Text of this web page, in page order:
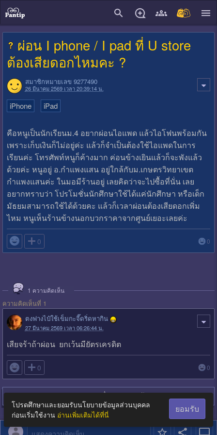
ผ่อน I phone / I pad ที่ U store
ต้องเสียดอกไหมคะ ?
สมาชิกหมายเลข 9277490
26 มีนาคม 2569 เวลา 20:39:14 น.
iPhone iPad
คือหนูเป็นนักเรียนม.4 อยากผ่อนไอแพด แล้วไอโฟนพร้อมกัน
เพราะเก็บเงินก็ไม่อยู่ค่ะ แล้วก็จำเป็นต้องใช้ไอแพดในการ
เรียนค่ะ โทรศัพท์หนูก็ค้างมาก ค่อนข้างเยินแล้วก็จะพังแล้ว
ด้วยค่ะ หนูอยู่ อ.กำแพงแสน อยู่ใกล้กับม.เกษตรวิทยาเขต
กำแพงแสนค่ะ ในมอมีร้านอยู่ เลยคิดว่าจะไปซื้อที่นั่น เลย
อยากทราบว่า โปรโมชั่นนักศึกษาใช้ได้แค่นักศึกษา หรือเด็ก
มัธยมสามารถใช้ได้ด้วยคะ แล้วก็เวลาผ่อนต้องเสียดอกเพิ่ม
ไหม หนูเห็นร้านข้างนอกบวกราคาจากศูนย์เยอะเลยค่ะ
 0 0
1 ความคิดเห็น
ความคิดเห็นที่ 1
ตงฟางไป๋ใช้เข็มกะจี๊ดริ่ดหากิน
27 มีนาคม 2569 เวลา 06:26:44 น.
เสียจร้าถ้าผ่อน ยกเว้นมียัตรเครดิต
 0 0
Loginเพื่อตอบกระทู้
close
โปรดศึกษาและยอมรับนโยบายข้อมูลส่วนบุคคล
ก่อนเริ่มใช้งาน อ่านเพิ่มเติมได้ที่นี่
ยอมรับ